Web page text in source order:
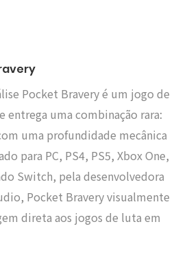
Pocket Bravery é um jogo de
entrega uma combinação rara:
uma profundidade mecânica
para PC, PS4, PS5, Xbox One,
Switch, pela desenvolvedora
Pocket Bravery visualmente
direta aos jogos de luta em